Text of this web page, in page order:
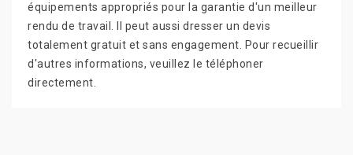
équipements appropriés pour la garantie d'un meilleur
rendu de travail. Il peut aussi dresser un devis
totalement gratuit et sans engagement. Pour recueillir
d'autres informations, veuillez le téléphoner
directement.